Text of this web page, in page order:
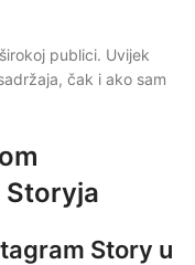
publici. Uvijek
čak i ako sam
Story u